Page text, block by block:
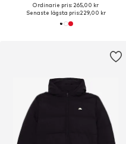
Ordinarie pris: 265,00 kr
Senaste lägsta pris:229,00 kr